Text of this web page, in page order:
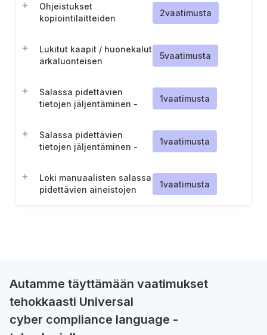
Ohjeistukset
kopiointilaitteiden
2vaatimusta
Lukitut kaapit / huonekalut
arkaluonteisen
5vaatimusta
Salassa pidettävien
tietojen jäljentäminen -
1vaatimusta
Salassa pidettävien
tietojen jäljentäminen -
1vaatimusta
Loki manuaalisten salassa
pidettävien aineistojen
1vaatimusta
Autamme täyttämään vaatimukset
tehokkaasti Universal
cyber compliance language -